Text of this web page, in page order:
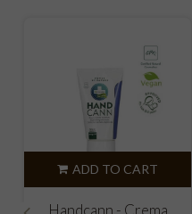
ADD TO CART